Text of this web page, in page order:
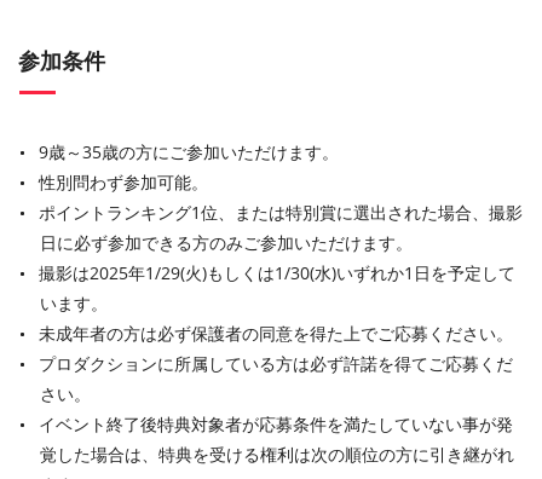
参加条件
9歳～35歳の方にご参加いただけます。
性別問わず参加可能。
ポイントランキング1位、または特別賞に選出された場合、撮影
日に必ず参加できる方のみご参加いただけます。
撮影は2025年1/29(火)もしくは1/30(水)いずれか1日を予定して
います。
未成年者の⽅は必ず保護者の同意を得た上でご応募ください。
プロダクションに所属している⽅は必ず許諾を得てご応募くだ
さい。
イベント終了後特典対象者が応募条件を満たしていない事が発
覚した場合は、特典を受ける権利は次の順位の⽅に引き継がれ